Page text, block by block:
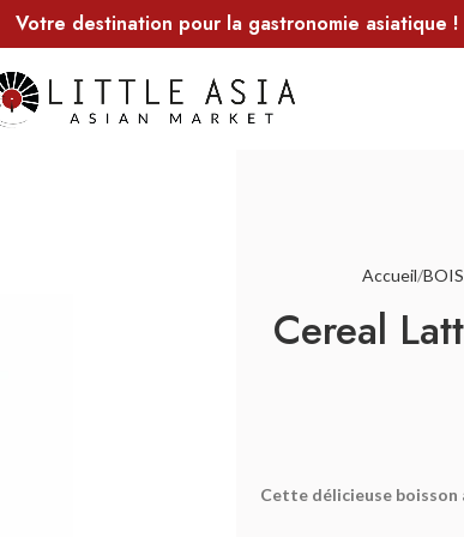
Votre destination pour la gastronomie asiatique !
Accueil
Cereal
Cette délicieuse boisson